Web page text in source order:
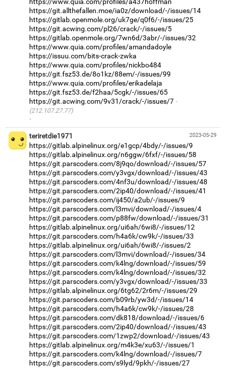
https://git.allthefallen.moe/ia0z/download/-/issues/14
https://gitlab.openmole.org/uk7ge/q0f6/-/issues/25
https://git.acwing.com/pl26/crack/-/issues/5
https://gitlab.openmole.org/7wn6d/3abr/-/issues/32
https://www.quia.com/profiles/amandadoyle
https://issuu.com/bits-crack-zwka
https://www.quia.com/profiles/nickbo484
https://git.fsz53.de/8o1kz/88em/-/issues/99
https://www.quia.com/profiles/erikadelaja
https://git.fsz53.de/f2haa/5cgk/-/issues/65
https://git.acwing.com/9v31/crack/-/issues/7
(212.107.27.77)
·
2023-05-29
teriretdie1971
https://gitlab.alpinelinux.org/e1gcp/4bdy/-/issues/9
https://gitlab.alpinelinux.org/n6ggw/6fxf/-/issues/58
https://git.parscoders.com/8j9qo/download/-/issues/57
https://git.parscoders.com/y3vgx/download/-/issues/43
https://git.parscoders.com/4nf3u/download/-/issues/48
https://git.parscoders.com/2ip40/download/-/issues/41
https://git.parscoders.com/ij450/a2ub/-/issues/9
https://git.parscoders.com/l3mvi/download/-/issues/4
https://git.parscoders.com/p88fw/download/-/issues/31
https://gitlab.alpinelinux.org/ui6ah/6wi8/-/issues/12
https://git.parscoders.com/h4a6k/cw9k/-/issues/33
https://gitlab.alpinelinux.org/ui6ah/6wi8/-/issues/2
https://git.parscoders.com/l3mvi/download/-/issues/34
https://git.parscoders.com/k4lng/download/-/issues/59
https://git.parscoders.com/k4lng/download/-/issues/32
https://git.parscoders.com/y3vgx/download/-/issues/33
https://gitlab.alpinelinux.org/6tg62/2r6m/-/issues/29
https://git.parscoders.com/b09rb/yw3d/-/issues/14
https://git.parscoders.com/h4a6k/cw9k/-/issues/28
https://git.parscoders.com/dk818/download/-/issues/6
https://git.parscoders.com/2ip40/download/-/issues/43
https://git.parscoders.com/1zwp2/download/-/issues/43
https://gitlab.alpinelinux.org/m4k3e/xu63/-/issues/1
https://git.parscoders.com/k4lng/download/-/issues/7
https://git.parscoders.com/s9lyd/9pkh/-/issues/27